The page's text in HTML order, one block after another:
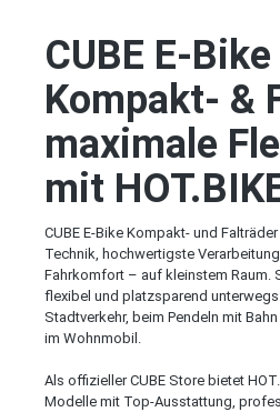
CUBE E-Bike
Kompakt- &
maximale
mit
CUBE E-Bike Kompakt- und
Technik, hochwertigste
Fahrkomfort – auf kleinstem Raum.
flexibel und platzsparend
Stadtverkehr, beim Pendeln mit
im Wohnmobil.
Als offizieller CUBE Store bietet
Modelle mit Top-Ausstattung,